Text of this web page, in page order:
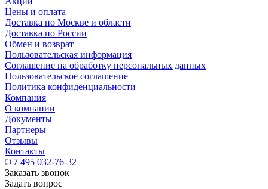
Цены и оплата
Доставка по Москве и области
Доставка по России
Обмен и возврат
Пользовательская информация
Соглашение на обработку персональных данных
Пользовательское соглашение
Политика конфиденциальности
Компания
О компании
Документы
Партнеры
Отзывы
Контакты
+7 495 032-76-32
Заказать звонок
Задать вопрос